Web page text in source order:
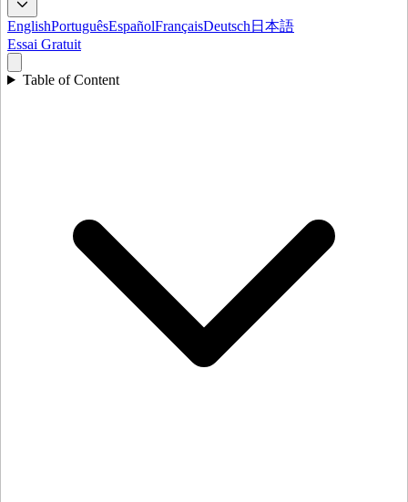
EnglishPortuguêsEspañolFrançaisDeutsch 日本語
Essai Gratuit
Table of Content